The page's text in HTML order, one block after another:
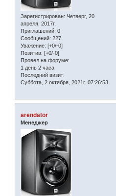
Зарегистрирован: Четверг, 20
апреля, 2017г.
Приглашений: 0
Сообщений: 227
Уважение: [+0/-0]
Позитив: [+0/-0]
Провел на форуме:
1 день 2 часа
Последний визит:
Суббота, 2 октября, 2021г. 07:26:53
arendator
Менеджер